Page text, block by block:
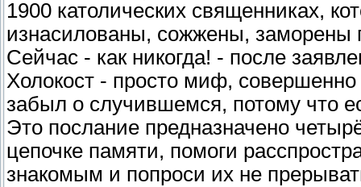
1900 католических священниках,
изнасилованы, сожжены, заморены
Сейчас - как никогда! - после
Холокост - просто миф,
забыл о случившемся, потому что
Это послание предназначено
цепочке памяти, помоги
знакомым и попроси их не